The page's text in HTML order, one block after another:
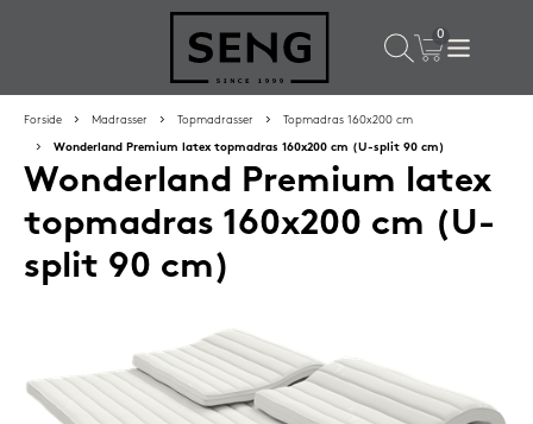
Populære valg til dig
16%
Silvana Support hovedpude 50x65 cm Emerald (lilla)
Forside Madrasser Topmadrasser Topmadras 160x200 cm
Wonderland Premium latex topmadras 160x200 cm (U-split 90 cm)
Wonderland Premium latex
topmadras 160x200 cm (U-
split 90 cm)